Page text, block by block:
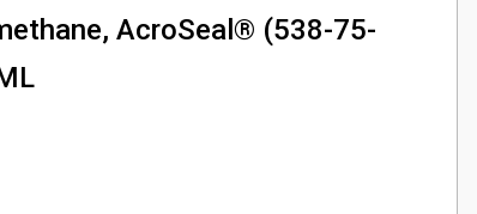
AcroSeal® (538-75-